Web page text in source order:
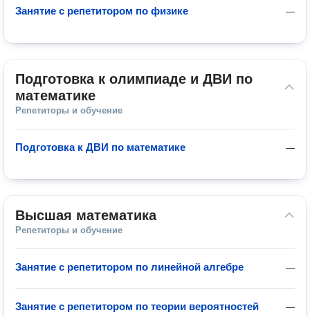
—
Занятие с репетитором по физике
Подготовка к олимпиаде и ДВИ по
математике
Репетиторы и обучение
—
Подготовка к ДВИ по математике
Высшая математика
Репетиторы и обучение
—
Занятие с репетитором по линейной алгебре
—
Занятие с репетитором по теории вероятностей